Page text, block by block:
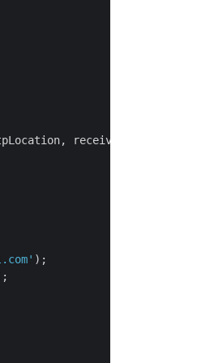
receiveAccountDto));
);